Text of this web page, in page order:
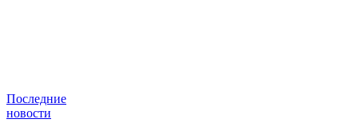
Последние
новости